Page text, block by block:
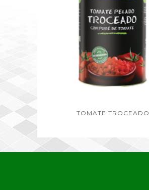
TOMATE TROCEADO